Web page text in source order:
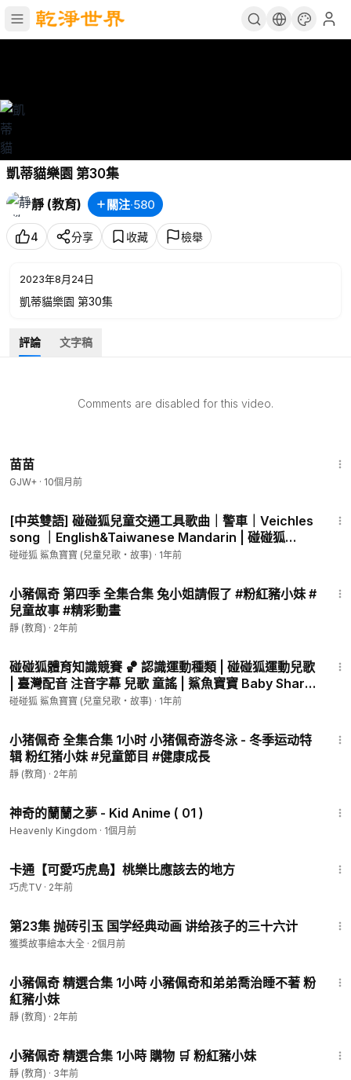
凱蒂貓樂園 第30集
靜 (教育)
關注·580
4 分享 收藏 檢舉
2023年8月24日
凱蒂貓樂園 第30集
評論 文字稿
Comments are disabled for this video.
苗苗
GJW+ · 10個月前
[中英雙語] 碰碰狐兒童交通工具歌曲｜警車｜Veichles
song ｜English&Taiwanese Mandarin | 碰碰狐
pinkfong | 寶寶兒歌
碰碰狐 鯊魚寶寶 (兒童兒歌・故事) · 1年前
小豬佩奇 第四季 全集合集 兔小姐請假了 #粉紅豬小妹 #
兒童故事 #精彩動畫
靜 (教育) · 2年前
碰碰狐體育知識競賽 🏀 認識運動種類 | 碰碰狐運動兒歌
| 臺灣配音 注音字幕 兒歌 童謠 | 鯊魚寶寶 Baby Shark
碰碰狐 Pinkfong!
碰碰狐 鯊魚寶寶 (兒童兒歌・故事) · 1年前
小猪佩奇 全集合集 1小时 小猪佩奇游冬泳 - 冬季运动特
辑 粉红猪小妹 #兒童節目 #健康成長
靜 (教育) · 2年前
神奇的蘭蘭之夢 - Kid Anime ( 01 )
Heavenly Kingdom · 1個月前
卡通【可愛巧虎島】桃樂比應該去的地方
巧虎TV · 2年前
第23集 抛砖引玉 国学经典动画 讲给孩子的三十六计
獲獎故事繪本大全 · 2個月前
小豬佩奇 精選合集 1小時 小豬佩奇和弟弟喬治睡不著 粉
紅豬小妹
靜 (教育) · 2年前
小豬佩奇 精選合集 1小時 購物 🛒 粉紅豬小妹
靜 (教育) · 3年前